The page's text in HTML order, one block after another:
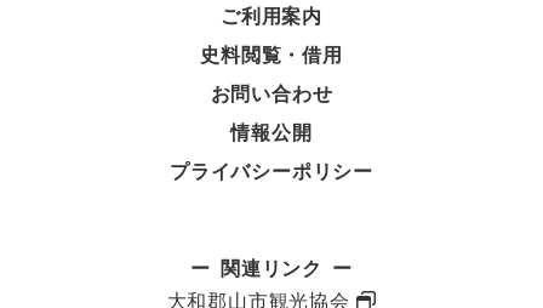
ご利用案内
史料閲覧・借用
お問い合わせ
情報公開
プライバシーポリシー
関連リンク
大和郡山市観光協会